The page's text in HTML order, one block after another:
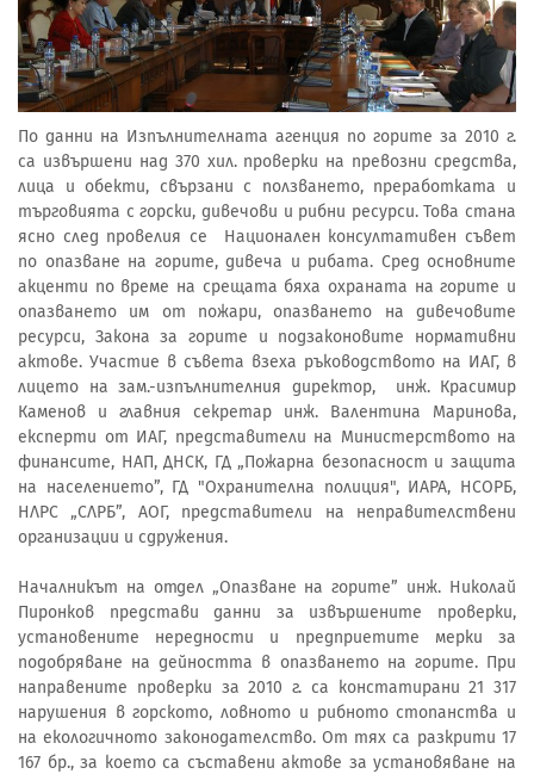
По данни на Изпълнителната агенция по горите за 2010 г.
са извършени над 370 хил. проверки на превозни средства,
лица и обекти, свързани с ползването, преработката и
търговията с горски, дивечови и рибни ресурси. Това стана
ясно след провелия се Национален консултативен съвет
по опазване на горите, дивеча и рибата. Сред основните
акценти по време на срещата бяха охраната на горите и
опазването им от пожари, опазването на дивечовите
ресурси, Закона за горите и подзаконовите нормативни
актове. Участие в съвета взеха ръководството на ИАГ, в
лицето на зам.-изпълнителния директор, инж. Красимир
Каменов и главния секретар инж. Валентина Маринова,
експерти от ИАГ, представители на Министерството на
финансите, НАП, ДНСК, ГД „Пожарна безопасност и защита
на населението”, ГД "Охранителна полиция", ИАРА, НСОРБ,
НЛРС „СЛРБ”, АОГ, представители на неправителствени
организации и сдружения.
Началникът на отдел „Опазване на горите” инж. Николай
Пиронков представи данни за извършените проверки,
установените нередности и предприетите мерки за
подобряване на дейността в опазването на горите. При
направените проверки за 2010 г. са констатирани 21 317
нарушения в горското, ловното и рибното стопанства и
на екологичното законодателство. От тях са разкрити 17
167 бр., за което са съставени актове за установяване на